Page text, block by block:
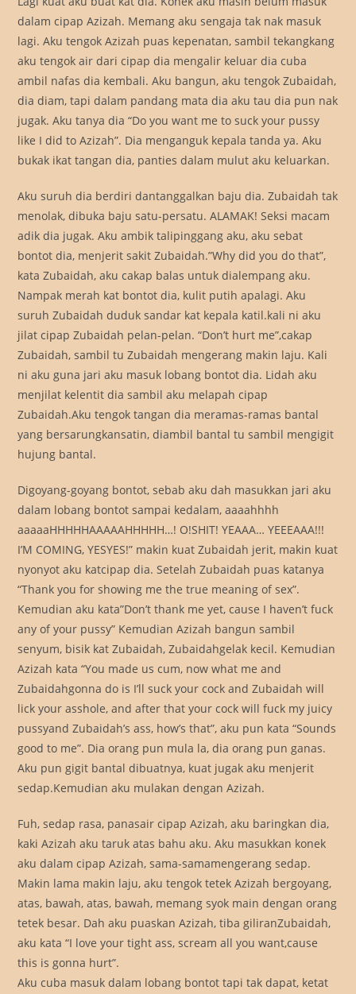
dalam cipap Azizah. Memang aku sengaja tak nak masuk
lagi. Aku tengok Azizah puas kepenatan, sambil tekangkang
aku tengok air dari cipap dia mengalir keluar dia cuba
ambil nafas dia kembali. Aku bangun, aku tengok Zubaidah,
dia diam, tapi dalam pandang mata dia aku tau dia pun nak
jugak. Aku tanya dia “Do you want me to suck your pussy
like I did to Azizah”. Dia menganguk kepala tanda ya. Aku
bukak ikat tangan dia, panties dalam mulut aku keluarkan.
Aku suruh dia berdiri dantanggalkan baju dia. Zubaidah tak
menolak, dibuka baju satu-persatu. ALAMAK! Seksi macam
adik dia jugak. Aku ambik talipinggang aku, aku sebat
bontot dia, menjerit sakit Zubaidah.”Why did you do that”,
kata Zubaidah, aku cakap balas untuk dialempang aku.
Nampak merah kat bontot dia, kulit putih apalagi. Aku
suruh Zubaidah duduk sandar kat kepala katil.kali ni aku
jilat cipap Zubaidah pelan-pelan. “Don’t hurt me”,cakap
Zubaidah, sambil tu Zubaidah mengerang makin laju. Kali
ni aku guna jari aku masuk lobang bontot dia. Lidah aku
menjilat kelentit dia sambil aku melapah cipap
Zubaidah.Aku tengok tangan dia meramas-ramas bantal
yang bersarungkansatin, diambil bantal tu sambil mengigit
hujung bantal.
Digoyang-goyang bontot, sebab aku dah masukkan jari aku
dalam lobang bontot sampai kedalam, aaaahhhh
aaaaaHHHHHAAAAAHHHHH…! O!SHIT! YEAAA… YEEEAAA!!!
I’M COMING, YESYES!” makin kuat Zubaidah jerit, makin kuat
nyonyot aku katcipap dia. Setelah Zubaidah puas katanya
“Thank you for showing me the true meaning of sex”.
Kemudian aku kata”Don’t thank me yet, cause I haven’t fuck
any of your pussy” Kemudian Azizah bangun sambil
senyum, bisik kat Zubaidah, Zubaidahgelak kecil. Kemudian
Azizah kata “You made us cum, now what me and
Zubaidahgonna do is I’ll suck your cock and Zubaidah will
lick your asshole, and after that your cock will fuck my juicy
pussyand Zubaidah’s ass, how’s that”, aku pun kata “Sounds
good to me”. Dia orang pun mula la, dia orang pun ganas.
Aku pun gigit bantal dibuatnya, kuat jugak aku menjerit
sedap.Kemudian aku mulakan dengan Azizah.
Fuh, sedap rasa, panasair cipap Azizah, aku baringkan dia,
kaki Azizah aku taruk atas bahu aku. Aku masukkan konek
aku dalam cipap Azizah, sama-samamengerang sedap.
Makin lama makin laju, aku tengok tetek Azizah bergoyang,
atas, bawah, atas, bawah, memang syok main dengan orang
tetek besar. Dah aku puaskan Azizah, tiba giliranZubaidah,
aku kata “I love your tight ass, scream all you want,cause
this is gonna hurt”.
Aku cuba masuk dalam lobang bontot tapi tak dapat, ketat